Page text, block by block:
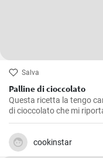
Salva
Palline di cioccolato
Questa ricetta la tengo
di cioccolato che mi
preparava durante le
da realizzare, ma non
come dolcetto a fine
caratterizzate da un
cookinstar